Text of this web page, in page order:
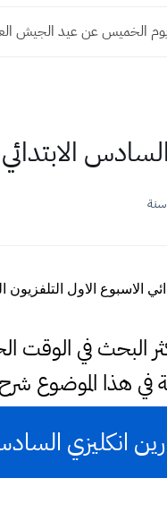
الخميس عن عيد الجيش
الاسبوع الاول التلفزيون
البحث في الوقت
في هذا الموضوع
انكليزي السادس